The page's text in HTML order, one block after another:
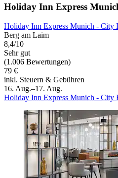
Holiday Inn Express
Holiday Inn Express Munich - City
Berg am Laim
8,4/10
Sehr gut
(1.006 Bewertungen)
79 €
inkl. Steuern & Gebühren
16. Aug.–17. Aug.
Holiday Inn Express Munich - City